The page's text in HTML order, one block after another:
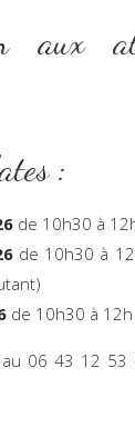
aux
:
de 10h30 à
de 10h30 à
de 10h30 à 12h
06 43 12 53